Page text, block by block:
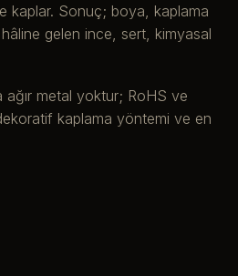
kaplar. Sonuç; boya, kaplama
gelen ince, sert, kimyasal
metal yoktur; RoHS ve
kaplama yöntemi ve en